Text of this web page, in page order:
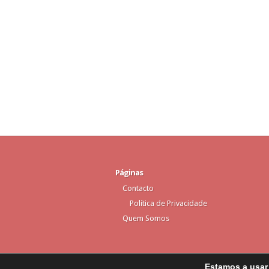
Páginas
Contacto
Política de Privacidade
Quem Somos
Estamos a